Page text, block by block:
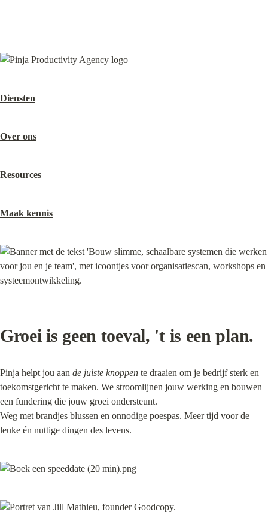
Diensten
Over ons
Resources
Maak kennis
Groei is geen toeval, 't is een plan.
Pinja helpt jou aan de juiste knoppen te draaien om je bedrijf sterk en
toekomstgericht te maken. We stroomlijnen jouw werking en bouwen
een fundering die jouw groei ondersteunt.
Weg met brandjes blussen en onnodige poespas. Meer tijd voor de
leuke én nuttige dingen des levens.